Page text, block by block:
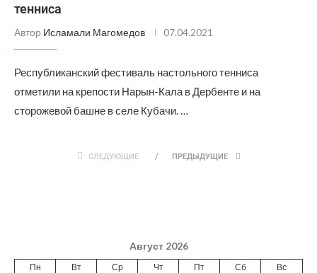
тенниса
Автор Исламали Магомедов 07.04.2021
Республиканский фестиваль настольного тенниса
отметили на крепости Нарын-Кала в Дербенте и на
сторожевой башне в селе Кубачи. …
СЛЕДУЮЩИЕ ПРЕДЫДУЩИЕ
Август 2026
Пн Вт Ср Чт Пт Сб Вс